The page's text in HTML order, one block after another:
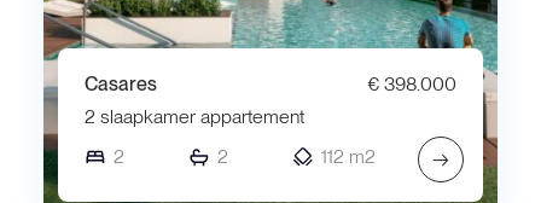
Casares
€ 398.000
2 slaapkamer appartement
2
2 112 m2 →